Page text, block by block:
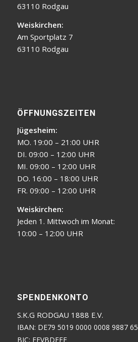
63110 Rodgau
Weiskirchen:
Am Sportplatz 7
63110 Rodgau
ÖFFNUNGSZEITEN
Jügesheim:
MO. 19:00 – 21:00 UHR
DI. 09:00 – 12:00 UHR
MI. 09:00 – 12:00 UHR
DO. 16:00 – 18:00 UHR
FR. 09:00 – 12:00 UHR
Weiskirchen:
Jeden 1. Mittwoch im Monat:
10:00 – 12:00 UHR
SPENDENKONTO
S.K.G RODGAU 1888 E.V.
IBAN: DE79 5019 0000 0008 9887 65
BIC: FFVBDEFF